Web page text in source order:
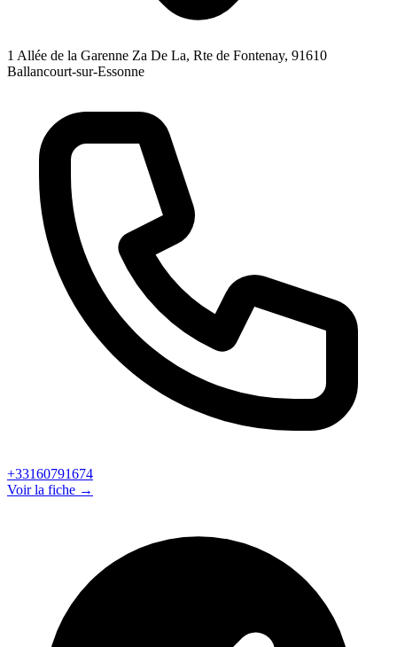
1 Allée de la Garenne Za De La, Rte de Fontenay, 91610
Ballancourt-sur-Essonne
+33160791674
Voir la fiche →